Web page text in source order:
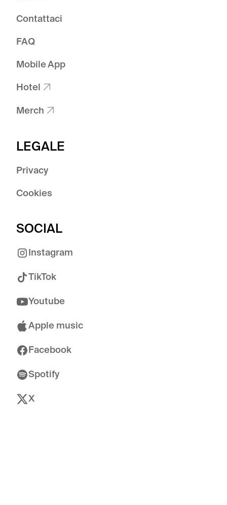
Contattaci
FAQ
Mobile App
Hotel 
Merch 
LEGALE
Privacy
Cookies
SOCIAL
Instagram
TikTok
Youtube
Apple music
Facebook
Spotify
X